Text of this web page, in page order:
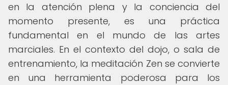
en la atención plena y la conciencia del
momento presente, es una práctica
fundamental en el mundo de las artes
marciales. En el contexto del dojo, o sala de
entrenamiento, la meditación Zen se convierte
en una herramienta poderosa para los